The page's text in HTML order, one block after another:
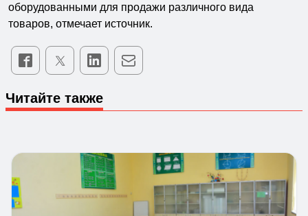
оборудованными для продажи различного вида
товаров, отмечает источник.
Читайте также